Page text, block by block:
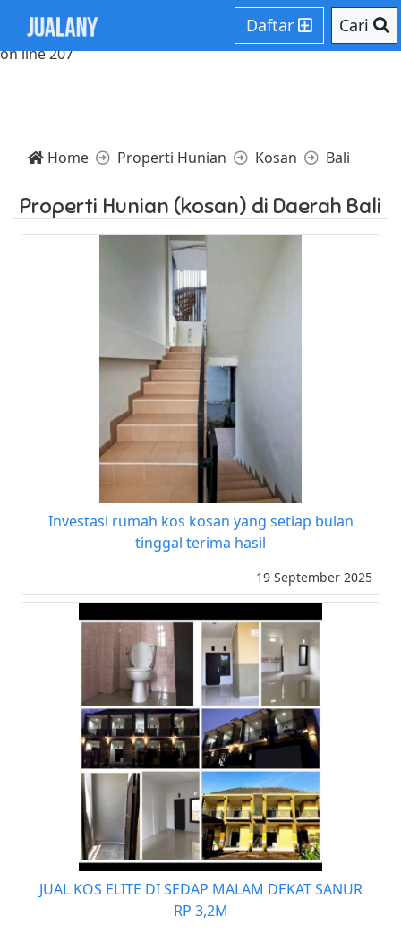
Notice: Trying to access array offset on value of type null in
/home/websiteden/public_html/jualany.com/core/core.php
on line 207
Daftar Cari
Home Properti Hunian Kosan Bali
Properti Hunian (kosan) di Daerah Bali
Investasi rumah kos kosan yang setiap bulan
tinggal terima hasil
19 September 2025
JUAL KOS ELITE DI SEDAP MALAM DEKAT SANUR
RP 3,2M